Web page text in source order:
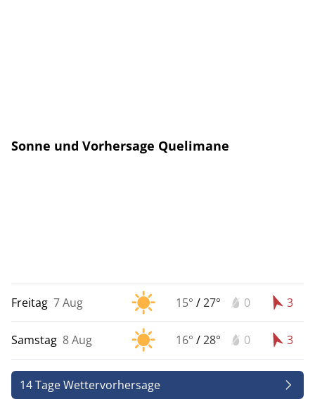
Sonne und Vorhersage Quelimane
Freitag 7 Aug 15° /27° 0 3
Samstag 8 Aug 16° /28° 0 3
14 Tage Wettervorhersage